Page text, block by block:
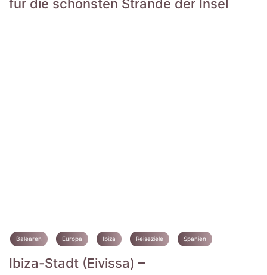
für die schönsten Strände der Insel
Balearen Europa Ibiza Reiseziele Spanien
Ibiza-Stadt (Eivissa) –